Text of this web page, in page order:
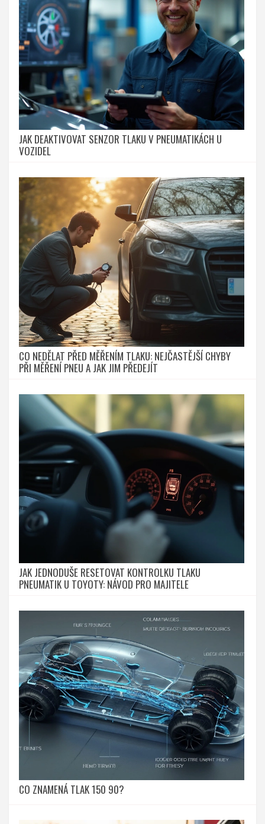
JAK DEAKTIVOVAT SENZOR TLAKU V PNEUMATIKÁCH U
VOZIDEL
CO NEDĚLAT PŘED MĚŘENÍM TLAKU: NEJČASTĚJŠÍ CHYBY
PŘI MĚŘENÍ PNEU A JAK JIM PŘEDEJÍT
JAK JEDNODUŠE RESETOVAT KONTROLKU TLAKU
PNEUMATIK U TOYOTY: NÁVOD PRO MAJITELE
CO ZNAMENÁ TLAK 150 90?